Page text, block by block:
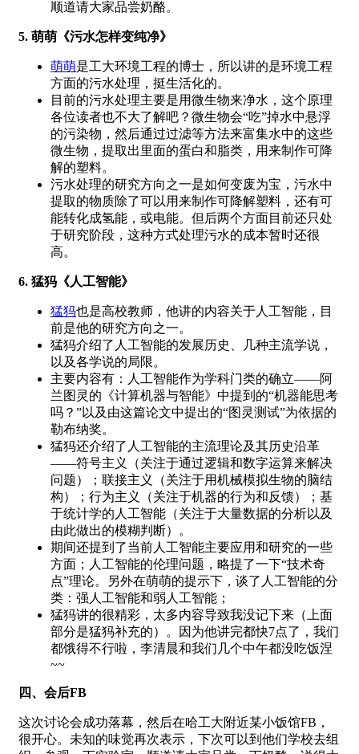
顺道请大家品尝奶酪。
5. 萌萌《污水怎样变纯净》
萌萌是工大环境工程的博士，所以讲的是环境工程
方面的污水处理，挺生活化的。
目前的污水处理主要是用微生物来净水，这个原理
各位读者也不大了解吧？微生物会“吃”掉水中悬浮
的污染物，然后通过过滤等方法来富集水中的这些
微生物，提取出里面的蛋白和脂类，用来制作可降
解的塑料。
污水处理的研究方向之一是如何变废为宝，污水中
提取的物质除了可以用来制作可降解塑料，还有可
能转化成氢能，或电能。但后两个方面目前还只处
于研究阶段，这种方式处理污水的成本暂时还很
高。
6. 猛犸《人工智能》
猛犸也是高校教师，他讲的内容关于人工智能，目
前是他的研究方向之一。
猛犸介绍了人工智能的发展历史、几种主流学说，
以及各学说的局限。
主要内容有：人工智能作为学科门类的确立——阿
兰图灵的《计算机器与智能》中提到的“机器能思考
吗？”以及由这篇论文中提出的“图灵测试”为依据的
勒布纳奖。
猛犸还介绍了人工智能的主流理论及其历史沿革
——符号主义（关注于通过逻辑和数字运算来解决
问题）；联接主义（关注于用机械模拟生物的脑结
构）；行为主义（关注于机器的行为和反馈）；基
于统计学的人工智能（关注于大量数据的分析以及
由此做出的模糊判断）。
期间还提到了当前人工智能主要应用和研究的一些
方面；人工智能的伦理问题，略提了一下“技术奇
点”理论。另外在萌萌的提示下，谈了人工智能的分
类：强人工智能和弱人工智能；
猛犸讲的很精彩，太多内容导致我没记下来（上面
部分是猛犸补充的）。因为他讲完都快7点了，我们
都饿得不行啦，李清晨和我们几个中午都没吃饭涅
~~
四、会后FB
这次讨论会成功落幕，然后在哈工大附近某小饭馆FB，
很开心。未知的味觉再次表示，下次可以到他们学校去组